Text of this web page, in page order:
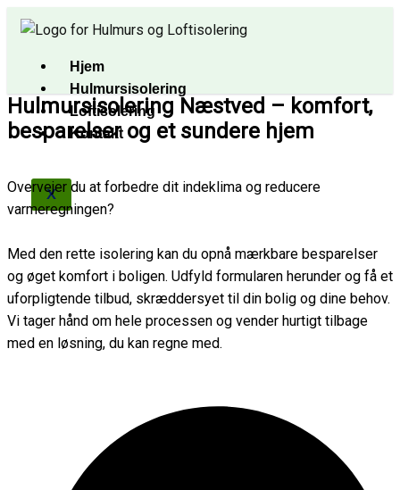
Hjem
Hulmursisolering
Loftisolering
Kontakt
X
Hulmursisolering Næstved – komfort,
besparelser og et sundere hjem
Overvejer du at forbedre dit indeklima og reducere
varmeregningen?
Med den rette isolering kan du opnå mærkbare besparelser
og øget komfort i boligen. Udfyld formularen herunder og få et
uforpligtende tilbud, skræddersyet til din bolig og dine behov.
Vi tager hånd om hele processen og vender hurtigt tilbage
med en løsning, du kan regne med.